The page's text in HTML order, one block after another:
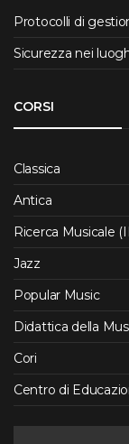
Protocolli di
Sicurezza nei
CORSI
Classica
Antica
Ricerca Musicale
Jazz
Popular Music
Didattica della
Cori
Centro di